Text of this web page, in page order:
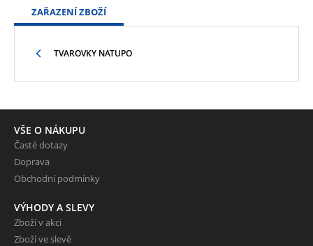
ZAŘAZENÍ ZBOŽÍ
TVAROVKY NATUPO
VŠE O NÁKUPU
Časté dotazy
Doprava
Obchodní podmínky
VÝHODY A SLEVY
Zboží v akci
Zboží ve slevě